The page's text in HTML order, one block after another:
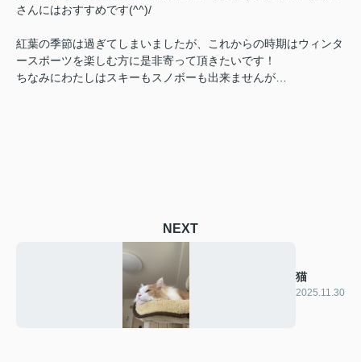
さんにはおすすめです(^^)/
紅葉の季節は過ぎてしまいましたが、これからの時期はウィンタ
ースポーツを楽しむ方に是非寄って頂きたいです！
ちなみにわたしはスキーもスノボーも出来ませんが…
NEXT
猫
2025.11.30